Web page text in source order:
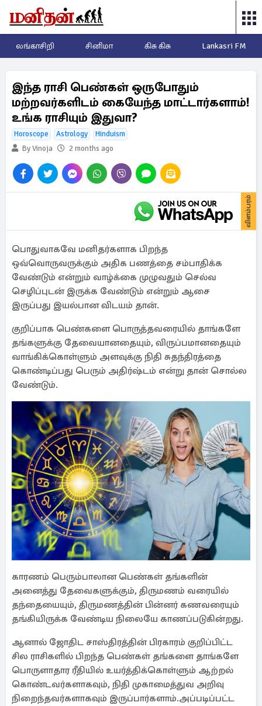
லங்காசிறி சினிமா கிசு கிசு Lankasri FM
இந்த ராசி பெண்கள் ஒருபோதும்
மற்றவர்களிடம் கையேந்த மாட்டார்களாம்!
உங்க ராசியும் இதுவா?
Horoscope Astrology
Hinduism
By Vinoja
2 months ago
விளம்பரம்
பொதுவாகவே மனிதர்களாக பிறந்த
ஒவ்வொருவருக்கும் அதிக பணத்தை சம்பாதிக்க
வேண்டும் என்றும் வாழ்க்கை முழுவதும் செல்வ
செழிப்புடன் இருக்க வேண்டும் என்றும் ஆசை
இருப்பது இயல்பான விடயம் தான்.
குறிப்பாக பெண்களை பொருத்தவரையில் தாங்களே
தங்களுக்கு தேவையானதையும், விருப்பமானதையும்
வாங்கிக்கொள்ளும் அளவுக்கு நிதி சுதந்திரத்தை
கொண்டிப்பது பெரும் அதிர்ஷ்டம் என்று தான் சொல்ல
வேண்டும்.
காரணம் பெரும்பாலான பெண்கள் தங்களின்
அனைத்து தேவைகளுக்கும், திருமணம் வரையில்
தந்தையையும், திருமணத்தின் பின்னர் கணவரையும்
தங்கியிருக்க வேண்டிய நிலையே காணப்படுகின்றது.
ஆனால் ஜோதிட சாஸ்திரத்தின் பிரகாரம் குறிப்பிட்ட
சில ராசிகளில் பிறந்த பெண்கள் தங்களை தாங்களே
பொருளாதார ரீதியில் உயர்த்திக்கொள்ளும் ஆற்றல்
கொண்டவர்களாகவும், நிதி முகாமைத்துவ அறிவு
நிறைந்தவர்களாகவும் இருப்பார்களாம்.அப்படிப்பட்ட